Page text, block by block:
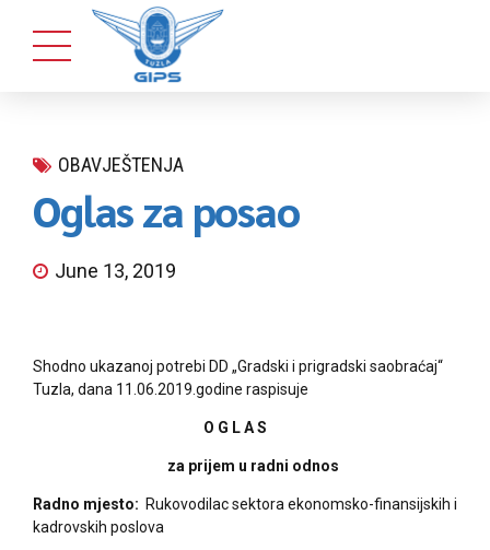
OBAVJEŠTENJA
Oglas za posao
June 13, 2019
Shodno ukazanoj potrebi DD „Gradski i prigradski saobraćaj“
Tuzla, dana 11.06.2019.godine raspisuje
O G L A S
za prijem u radni odnos
Radno mjesto: Rukovodilac sektora ekonomsko-finansijskih i
kadrovskih poslova